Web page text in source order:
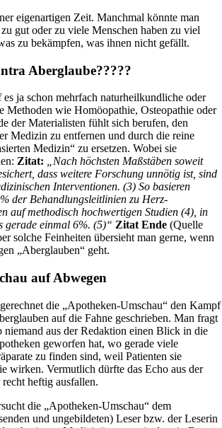
eigenartigen Zeit. Manchmal könnte man
gut oder zu viele Menschen haben zu viel
zu bekämpfen, was ihnen nicht gefällt.
Aberglaube?????
ja schon mehrfach naturheilkundliche oder
Methoden wie Homöopathie, Osteopathie oder
der Materialisten fühlt sich berufen, den
Medizin zu entfernen und durch die reine
Medizin“ zu ersetzen. Wobei sie
Zitat:
„Nach höchsten Maßstäben soweit
dass weitere Forschung unnötig ist, sind
Interventionen. (3) So basieren
der Behandlungsleitlinien zu Herz-
auf methodisch hochwertigen Studien (4), in
gerade einmal 6%. (5)“ Zitat Ende (Quelle
solche Feinheiten übersieht man gerne, wenn
„Aberglauben“ geht.
auf Abwegen
die „Apotheken-Umschau“ den Kampf
auf die Fahne geschrieben. Man fragt
aus der Redaktion einen Blick in die
geworfen hat, wo gerade viele
zu finden sind, weil Patienten sie
wirken. Vermutlich dürfte das Echo aus der
heftig ausfallen.
die „Apotheken-Umschau“ dem
und ungebildeten) Leser bzw. der Leserin